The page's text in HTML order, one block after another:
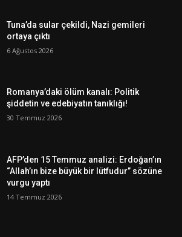
Tuna’da sular çekildi, Nazi gemileri
ortaya çıktı
6 Ağustos 2026
Romanya’daki ölüm kanalı: Politik
şiddetin ve edebiyatın tanıklığı!
30 Temmuz 2026
AFP’den 15 Temmuz analizi: Erdoğan’ın
“Allah’ın bize büyük bir lütfudur” sözüne
vurgu yaptı
14 Temmuz 2026